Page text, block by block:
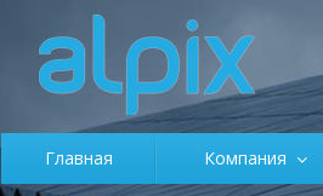
Главная Компания